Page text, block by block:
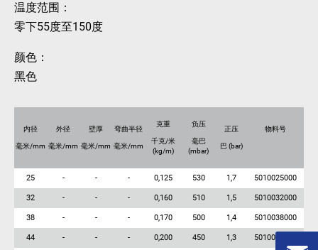
温度范围：
零下55度至150度
颜色：
黑色
内径
毫米/mm
外径
毫米/mm
壁厚
毫米/mm
弯曲半径
毫米/mm
克重
千克/米
(kg/m)
负压
毫巴
(mbar)
正压
巴 (bar)
物料号
25 - - - 0,125 530 1,7 5010025000
32 - - - 0,160 510 1,5 5010032000
38 - - - 0,170 500 1,4 5010038000
44 - - - 0,200 450 1,3 5010044000